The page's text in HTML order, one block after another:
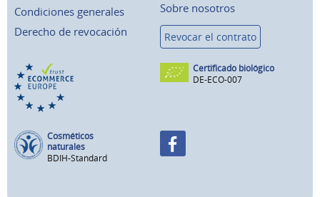
Condiciones generales
Derecho de revocación
Sobre nosotros
Revocar el contrato
Certificado biológico
DE-ECO-007
Cosméticos
naturales
BDIH-Standard